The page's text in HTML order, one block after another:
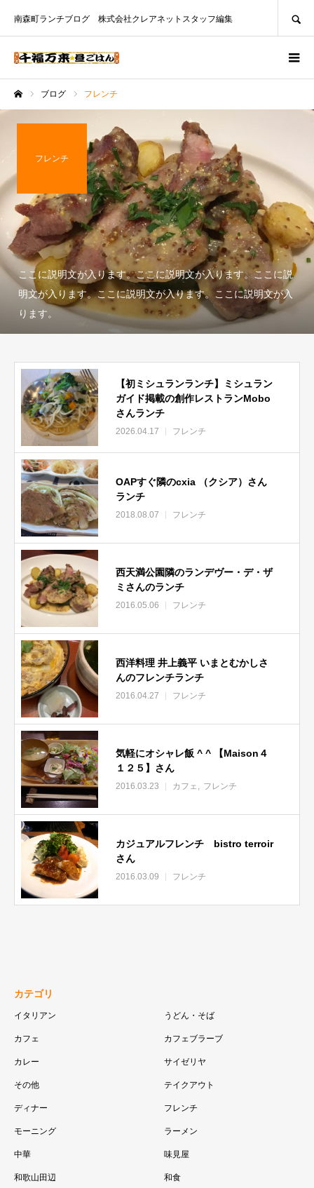
南森町ランチブログ 株式会社クレアネットスタッフ編集
ブログ フレンチ
フレンチ
ここに説明文が入ります。ここに説明文が入ります。ここに説
明文が入ります。ここに説明文が入ります。ここに説明文が入
ります。
【初ミシュランランチ】ミシュラン
ガイド掲載の創作レストランMobo
さんランチ
2026.04.17 フレンチ
OAPすぐ隣のcxia （クシア）さん
ランチ
2018.08.07 フレンチ
西天満公園隣のランデヴー・デ・ザ
ミさんのランチ
2016.05.06 フレンチ
西洋料理 井上義平 いまとむかしさ
んのフレンチランチ
2016.04.27 フレンチ
気軽にオシャレ飯 ^ ^ 【Maison４
１２５】さん
2016.03.23 カフェ フレンチ
カジュアルフレンチ bistro terroir
さん
2016.03.09 フレンチ
カテゴリ
イタリアン うどん・そば
カフェ カフェブラーブ
カレー サイゼリヤ
その他 テイクアウト
ディナー フレンチ
モーニング ラーメン
中華 味見屋
和歌山田辺 和食